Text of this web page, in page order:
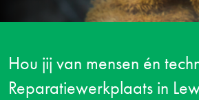
Hou jij van mensen én
Reparatiewerkplaats in